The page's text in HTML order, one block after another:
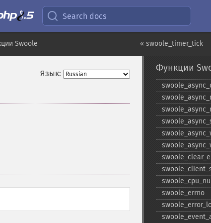
Search docs
« swoole_timer_tick
Swoole
Язык:
Функции
swoole_​errno